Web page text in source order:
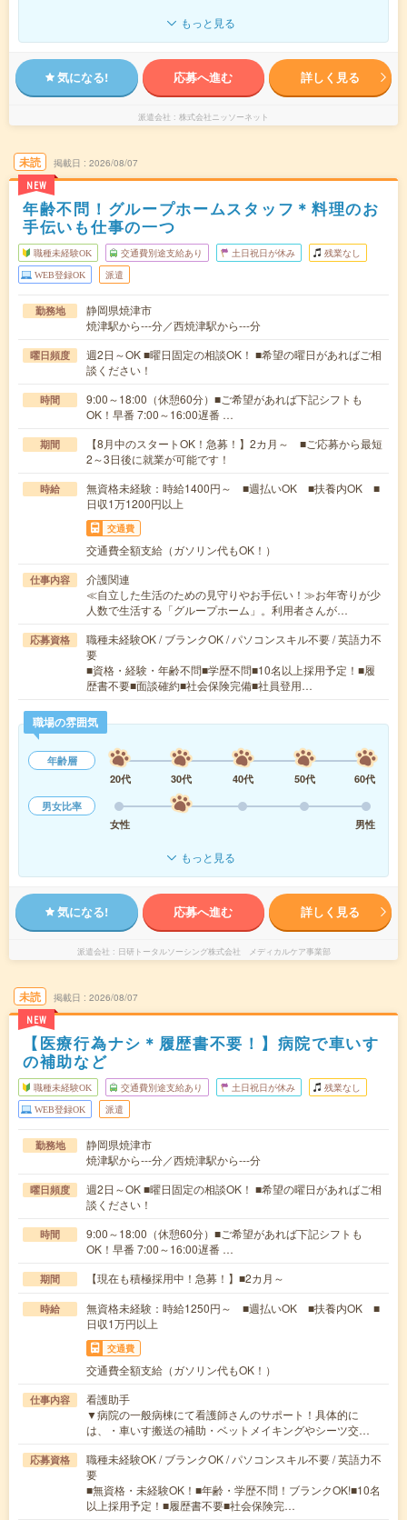
もっと見る
気になる! 応募へ進む 詳しく見る
派遣会社 株式会社ニッソーネット
未読
NEW
掲載日 2026/08/07
年齢不問！グループホームスタッフ＊料理のお
手伝いも仕事の一つ
職種未経験OK 交通費別途支給あり 土日祝日が休み 残業なし
WEB登録OK 派遣
勤務地
静岡県焼津市
焼津駅から---分／西焼津駅から---分
曜日頻度
週2日～OK ■曜日固定の相談OK！ ■希望の曜日があればご相
談ください！
時間
9:00～18:00（休憩60分）■ご希望があれば下記シフトも
OK！早番 7:00～16:00遅番 …
期間
【8月中のスタートOK！急募！】2カ月～ ■ご応募から最短
2～3日後に就業が可能です！
時給
無資格未経験：時給1400円～ ■週払いOK ■扶養内OK ■
日収1万1200円以上
交通費
交通費全額支給（ガソリン代もOK！）
仕事内容
介護関連
≪自立した生活のための見守りやお手伝い！≫お年寄りが少
人数で生活する「グループホーム」。利用者さんが…
応募資格
職種未経験OK / ブランクOK / パソコンスキル不要 / 英語力不
要
■資格・経験・年齢不問■学歴不問■10名以上採用予定！■履
歴書不要■面談確約■社会保険完備■社員登用…
職場の雰囲気
年齢層
20代
30代 40代 50代
60代
男女比率
女性
男性
もっと見る
気になる! 応募へ進む 詳しく見る
派遣会社 日研トータルソーシング株式会社 メディカルケア事業部
未読
NEW
掲載日 2026/08/07
【医療行為ナシ＊履歴書不要！】病院で車いす
の補助など
職種未経験OK 交通費別途支給あり 土日祝日が休み 残業なし
WEB登録OK 派遣
勤務地
静岡県焼津市
焼津駅から---分／西焼津駅から---分
曜日頻度
週2日～OK ■曜日固定の相談OK！ ■希望の曜日があればご相
談ください！
時間
9:00～18:00（休憩60分）■ご希望があれば下記シフトも
OK！早番 7:00～16:00遅番 …
期間 【現在も積極採用中！急募！】■2カ月～
時給
無資格未経験：時給1250円～ ■週払いOK ■扶養内OK ■
日収1万円以上
交通費
交通費全額支給（ガソリン代もOK！）
仕事内容
看護助手
▼病院の一般病棟にて看護師さんのサポート！具体的に
は、・車いす搬送の補助・ベットメイキングやシーツ交…
応募資格
職種未経験OK / ブランクOK / パソコンスキル不要 / 英語力不
要
■無資格・未経験OK！■年齢・学歴不問！ブランクOK!■10名
以上採用予定！■履歴書不要■社会保険完…